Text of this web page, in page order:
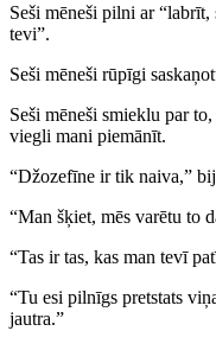
Seši mēneši pilni ar “labrīt,
tevi”.
Seši mēneši rūpīgi
Seši mēneši smieklu par
viegli mani piemānīt.
“Džozefīne ir tik naiva,”
“Man šķiet, mēs varētu to
“Tas ir tas, kas man tevī
“Tu esi pilnīgs pretstats
jautra.”